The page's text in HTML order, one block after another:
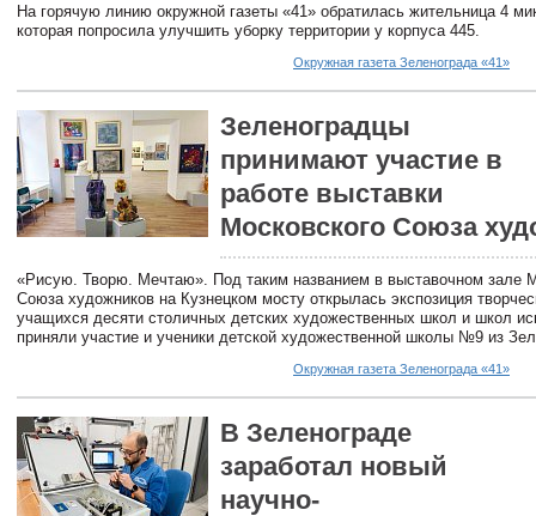
На горячую линию окружной газеты «41» обратилась жительница 4
которая попросила улучшить уборку территории у корпуса 445.
Окружная газета Зеленограда «41»
Зеленоградцы
принимают участие в
работе выставки
Московского Союза
«Рисую. Творю. Мечтаю». Под таким названием в выставочном зале
Союза художников на Кузнецком мосту открылась экспозиция
учащихся десяти столичных детских художественных школ и школ
приняли участие и ученики детской художественной школы №9 из
Окружная газета Зеленограда «41»
В Зеленограде
заработал новый
научно-